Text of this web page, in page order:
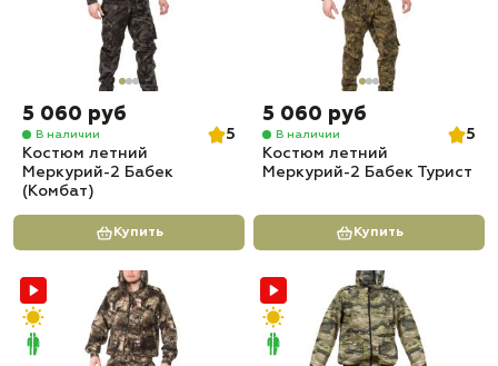
5 060 руб
В наличии
5
Костюм летний
Меркурий-2 Бабек
(Комбат)
Купить
5 060 руб
В наличии
5
Костюм летний
Меркурий-2 Бабек Турист
Купить